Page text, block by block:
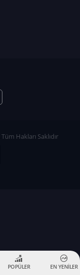
Tüm Hakları Saklıdır
POPÜLER EN YENİLER